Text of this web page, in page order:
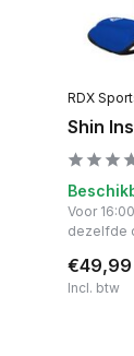
RDX
Shin
Voor
dezelfde
€49,99
Incl. btw